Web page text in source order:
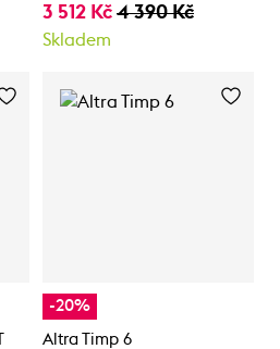
3 512 Kč 4 390 Kč
Skladem
-20%
Altra Timp 6